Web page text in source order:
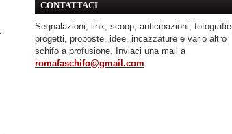
CONTATTACI
Segnalazioni, link, scoop, anticipazioni, fotografie,
progetti, proposte, idee, incazzature e vario altro
schifo a profusione. Inviaci una mail a
romafaschifo@gmail.com